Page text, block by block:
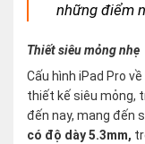
những điểm
Thiết siêu mỏng nhẹ
Cấu hình iPad Pro
thiết kế siêu mỏng,
đến nay, mang đến
có độ dày 5.3mm,